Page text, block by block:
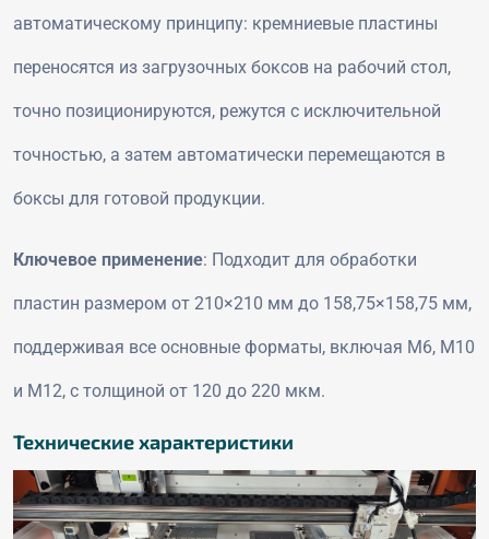
автоматическому принципу: кремниевые пластины
переносятся из загрузочных боксов на рабочий стол,
точно позиционируются, режутся с исключительной
точностью, а затем автоматически перемещаются в
боксы для готовой продукции.
Ключевое применение: Подходит для обработки
пластин размером от 210×210 мм до 158,75×158,75 мм,
поддерживая все основные форматы, включая M6, M10
и M12, с толщиной от 120 до 220 мкм.
Технические характеристики